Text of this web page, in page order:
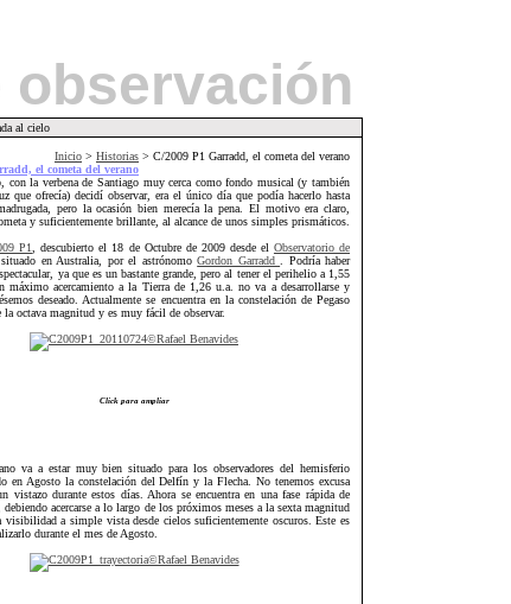
observación
al cielo
Inicio > Historias > C/2009 P1 Garradd, el cometa del verano
el cometa del verano
con la verbena de Santiago muy cerca como fondo musical (y también
que ofrecía) decidí observar, era el único día que podía hacerlo hasta
pero la ocasión bien merecía la pena. El motivo era claro,
y suficientemente brillante, al alcance de unos simples prismáticos.
P1 , descubierto el 18 de Octubre de 2009 desde el Observatorio de
, situado en Australia, por el astrónomoGordon Garradd
. Podría haber
ya que es un bastante grande, pero al tener el perihelio a 1,55
acercamiento a la Tierra de 1,26 u.a. no va a desarrollarse y
deseado. Actualmente se encuentra en la constelación de Pegaso
la octava magnitud y es muy fácil de observar.
Click para ampliar
va a estar muy bien situado para los observadores del hemisferio
en Agosto la constelación del Delfín y la Flecha. No tenemos excusa
vistazo durante estos días. Ahora se encuentra en una fase rápida de
debiendo acercarse a lo largo de los próximos meses a la sexta magnitud
a simple vista desde cielos suficientemente oscuros. Este es
durante el mes de Agosto.